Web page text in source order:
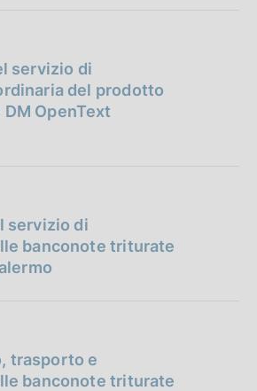
servizio di
del prodotto
OpenText
servizio di
banconote triturate
trasporto e
banconote triturate